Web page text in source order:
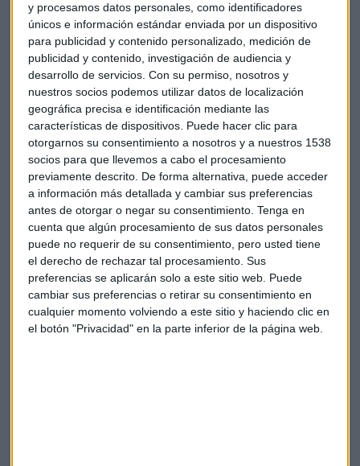
y procesamos datos personales, como identificadores
únicos e información estándar enviada por un dispositivo
para publicidad y contenido personalizado, medición de
publicidad y contenido, investigación de audiencia y
desarrollo de servicios. Con su permiso, nosotros y
nuestros socios podemos utilizar datos de localización
geográfica precisa e identificación mediante las
características de dispositivos. Puede hacer clic para
otorgarnos su consentimiento a nosotros y a nuestros 1538
socios para que llevemos a cabo el procesamiento
previamente descrito. De forma alternativa, puede acceder
a información más detallada y cambiar sus preferencias
antes de otorgar o negar su consentimiento. Tenga en
cuenta que algún procesamiento de sus datos personales
puede no requerir de su consentimiento, pero usted tiene
el derecho de rechazar tal procesamiento. Sus
preferencias se aplicarán solo a este sitio web. Puede
cambiar sus preferencias o retirar su consentimiento en
cualquier momento volviendo a este sitio y haciendo clic en
el botón "Privacidad" en la parte inferior de la página web.
La factura de la IA: Un modelo de consumo
insostenible
La explosión de la IA generativa ha cambiado las reglas del
juego. Si un centro de datos convencional ya exigía una
potencia considerable, los nuevos clústeres de GPUs
necesarios para entrenar modelos de lenguaje requieren
densidad energética hasta cuatro veces superior
Tensión en la red: La Agencia Internacional de la Energía
advierte que el sector podría duplicar su demanda
eléctrica global para 2026, alcanzando niveles similares
al consumo total de países como Japón.
La crisis del agua: La refrigeración es el otro gran frente
de batalla. El uso de millones de litros de agua dulce para
mantener estables los servidores es hoy un punto de
fricción innegociable en regiones con sequías